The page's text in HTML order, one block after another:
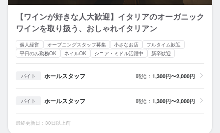
【ワインが好きな人大歓迎】イタリアのオーガニック
ワインを取り扱う、おしゃれイタリアン
個人経営 オープニングスタッフ募集 小さなお店
フルタイム歓迎
平日のみ勤務OK
ネイルOK シニア・ミドル活躍中 新卒歓迎
バイト ホールスタッフ 時給： 1,300円〜2,000円
バイト ホールスタッフ 時給： 1,300円〜2,000円
最終更新日：30日以上前